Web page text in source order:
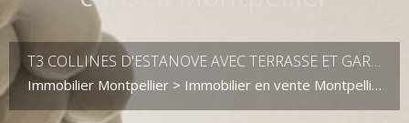
T3 COLLINES D'ESTANOVE AVEC TERRASSE ET GARAGE
Immobilier Montpellier > Immobilier en vente Montpellier